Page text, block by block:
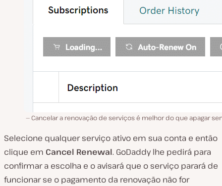
Cancelar a renovação de serviços é melhor do que apagar
Selecione qualquer serviço ativo em sua conta e então
clique em Cancel Renewal. GoDaddy lhe pedirá para
confirmar a escolha e o avisará que o serviço parará de
funcionar se o pagamento da renovação não for